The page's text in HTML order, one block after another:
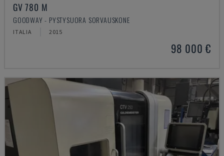
GV 780 M
GOODWAY - PYSTYSUORA SORVAUSKONE
ITALIA 2015
98 000 €